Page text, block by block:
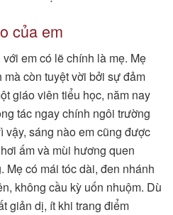
của em
em có lẽ chính là mẹ. Mẹ
còn tuyệt vời bởi sự đảm
giáo viên tiểu học, năm nay
tác ngay chính ngôi trường
vậy, sáng nào em cũng được
ấm và mùi hương quen
Mẹ có mái tóc dài, đen nhánh
không cầu kỳ uốn nhuộm. Dù
giản dị, ít khi trang điểm